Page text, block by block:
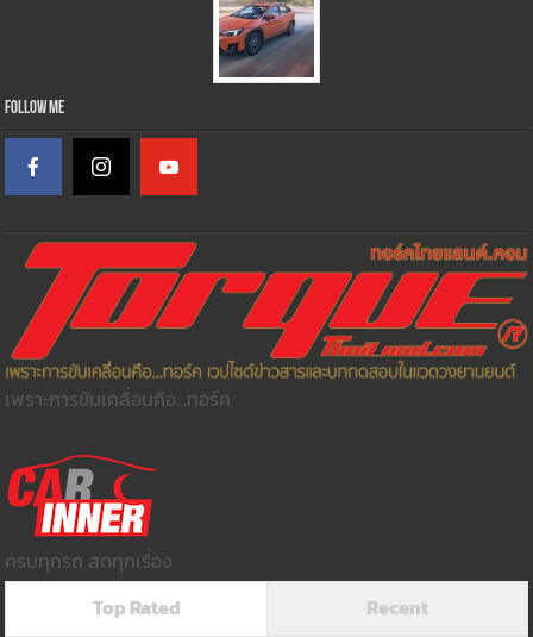
Follow Me
เพราะการขับเคลื่อนคือ...ทอร์ค
ครบทุกรถ สดทุกเรื่อง
Top Rated
Recent